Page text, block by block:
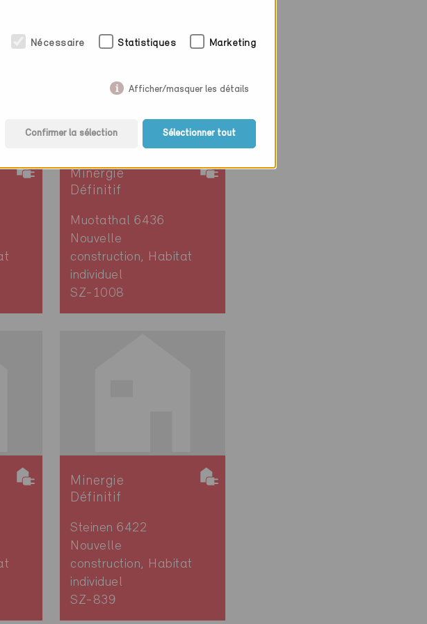
Minergie
Définitif
Muotathal 6436
Nouvelle
construction, Habitat
individuel
SZ-1008
Minergie
Définitif
Steinen 6422
Nouvelle
construction, Habitat
individuel
SZ-839
Nécessaire Statistiques Marketing
Afficher/masquer les détails
Confirmer la sélection Sélectionner tout